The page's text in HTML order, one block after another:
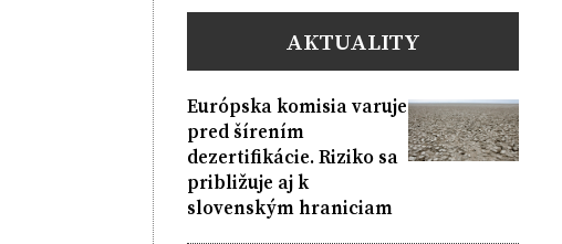
AKTUALITY
Európska komisia varuje
pred šírením
dezertifikácie. Riziko sa
približuje aj k
slovenským hraniciam